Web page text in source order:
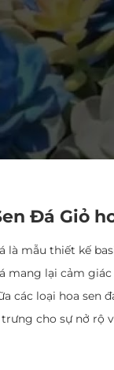
Đá Giỏ
là mẫu thiết kế
mang lại cảm
các loại hoa sen
cho sự nở rộ